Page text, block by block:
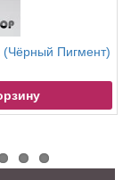
(Чёрный Пигмент)